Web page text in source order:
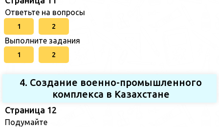
Ответьте на вопросы
1 2
Выполните задания
1 2
4. Создание военно-промышленного
комплекса в Казахстане
Страница 12
Подумайте